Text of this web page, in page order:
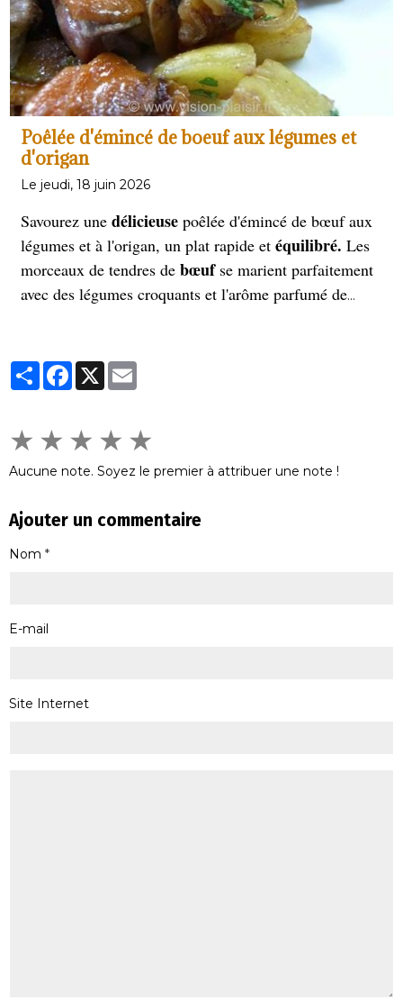
Poêlée d'émincé de boeuf aux légumes et
d'origan
Le jeudi, 18 juin 2026
Savourez une délicieuse poêlée d'émincé de bœuf aux
légumes et à l'origan, un plat rapide et équilibré. Les
morceaux de tendres de bœufse marient parfaitement
avec des légumes croquants et l'arôme parfumé de
PartagerFacebook
X
★ ★ ★ ★ ★
Aucune note. Soyez le premier à attribuer une note !
Ajouter un commentaire
Nom
E-mail
Site Internet